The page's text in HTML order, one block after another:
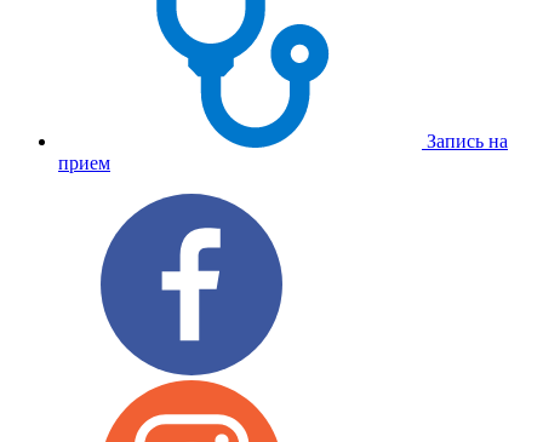
Запись на
прием